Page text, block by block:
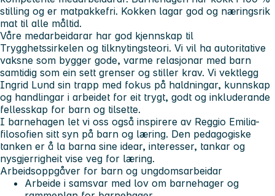
stilling og er matpakkefri. Kokken lagar god og næringsrik
mat til alle måltid.
Våre medarbeidarar har god kjennskap til
Trygghetssirkelen og tilknytingsteori. Vi vil ha autoritative
vaksne som bygger gode, varme relasjonar med barn
samtidig som ein sett grenser og stiller krav. Vi vektlegg
Ingrid Lund sin trapp med fokus på haldningar, kunnskap
og handlingar i arbeidet for eit trygt, godt og inkluderande
fellesskap for barn og tilsette.
I barnehagen let vi oss også inspirere av Reggio Emilia-
filosofien sitt syn på barn og læring. Den pedagogiske
tanken er å la barna sine idear, interesser, tankar og
nysgjerrigheit vise veg for læring.
Arbeidsoppgåver for barn og ungdomsarbeidar
Arbeide i samsvar med lov om barnehager og